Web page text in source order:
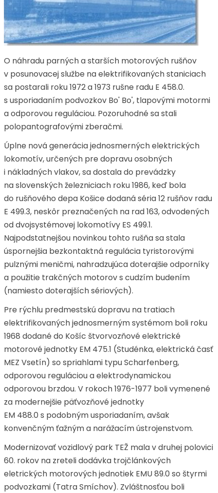
O náhradu parných a starších motorových rušňov
v posunovacej službe na elektrifikovaných staniciach
sa postarali roku 1972 a 1973 rušne radu E 458.0.
s usporiadaním podvozkov Bo' Bo', tlapovými motormi
a odporovou reguláciou. Pozoruhodné sa stali
polopantografovými zberačmi.
Úplne nová generácia jednosmerných elektrických
lokomotív, určených pre dopravu osobných
i nákladných vlakov, sa dostala do prevádzky
na slovenských železniciach roku 1986, keď bola
do rušňového depa Košice dodaná séria 12 rušňov radu
E 499.3, neskôr preznačených na rad 163, odvodených
od dvojsystémovej lokomotívy ES 499.1.
Najpodstatnejšou novinkou tohto rušňa sa stala
úspornejšia bezkontaktná regulácia tyristorovými
pulznými meničmi, nahradzujúca doterajšie odporníky
a použitie trakčných motorov s cudzím budením
(namiesto doterajších sériových).
Pre rýchlu predmestskú dopravu na tratiach
elektrifikovaných jednosmerným systémom boli roku
1968 dodané do Košíc štvorvozňové elektrické
motorové jednotky EM 475.1 (Studénka, elektrická časť
MEZ Vsetín) so spriahlami typu Scharfenberg,
odporovou reguláciou a elektrodynamickou
odporovou brzdou. V rokoch 1976-1977 boli vymenené
za modernejšie päťvozňové jednotky
EM 488.0 s podobným usporiadaním, avšak
konvenčným ťažným a narážacím ústrojenstvom.
Modernizovať vozidlový park TEŽ mala v druhej polovici
60. rokov na zreteli dodávka trojčlánkových
eletrických motorových jednotiek EMU 89.0 so štyrmi
podvozkami (Tatra Smíchov). Zvláštnosťou boli